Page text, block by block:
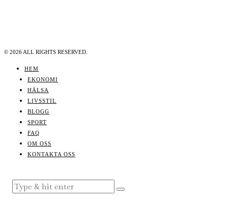
© 2026 ALL RIGHTS RESERVED.
HEM
EKONOMI
HÄLSA
LIVSSTIL
BLOGG
SPORT
FAQ
OM OSS
KONTAKTA OSS